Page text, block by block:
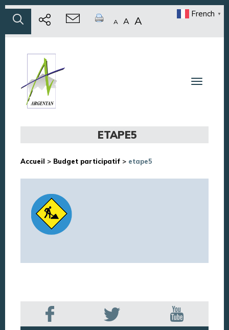
A A A
French ▼
Toggle
ETAPE5
Accueil > Budget participatif > etape5